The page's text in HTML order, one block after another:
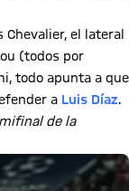
el lateral
(todos por
todo apunta a que
a Luis Díaz.
de la